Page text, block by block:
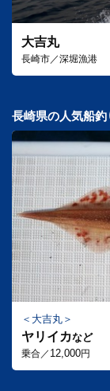
大吉丸
長崎市／深堀漁港
長崎県の人気船釣
大吉丸
ヤリイカなど
乗合／ 12,000円